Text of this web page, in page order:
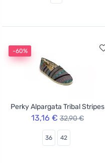
-60%
Perky Alpargata Tribal Stripes
13,16 € 32,90 €
36 42